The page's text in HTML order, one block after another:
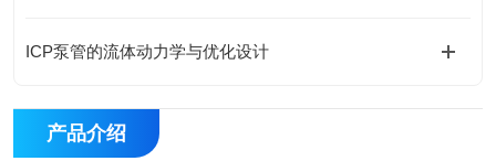
ICP泵管的流体动力学与优化设计
产品介绍